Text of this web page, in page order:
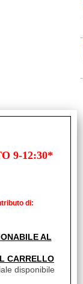
9-12:30*
di:
AL
CARRELLO
disponibile